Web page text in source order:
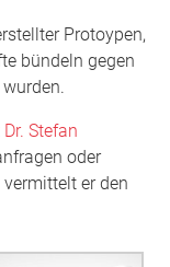
Protoypen,
bündeln gegen
Dr. Stefan
oder
er den